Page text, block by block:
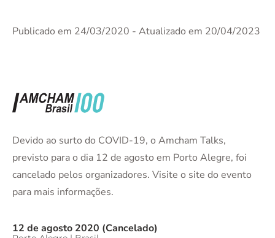
Publicado em 24/03/2020 - Atualizado em 20/04/2023
Devido ao surto do COVID-19, o Amcham Talks,
previsto para o dia 12 de agosto em Porto Alegre, foi
cancelado pelos organizadores. Visite o site do evento
para mais informações.
12 de agosto 2020 (Cancelado)